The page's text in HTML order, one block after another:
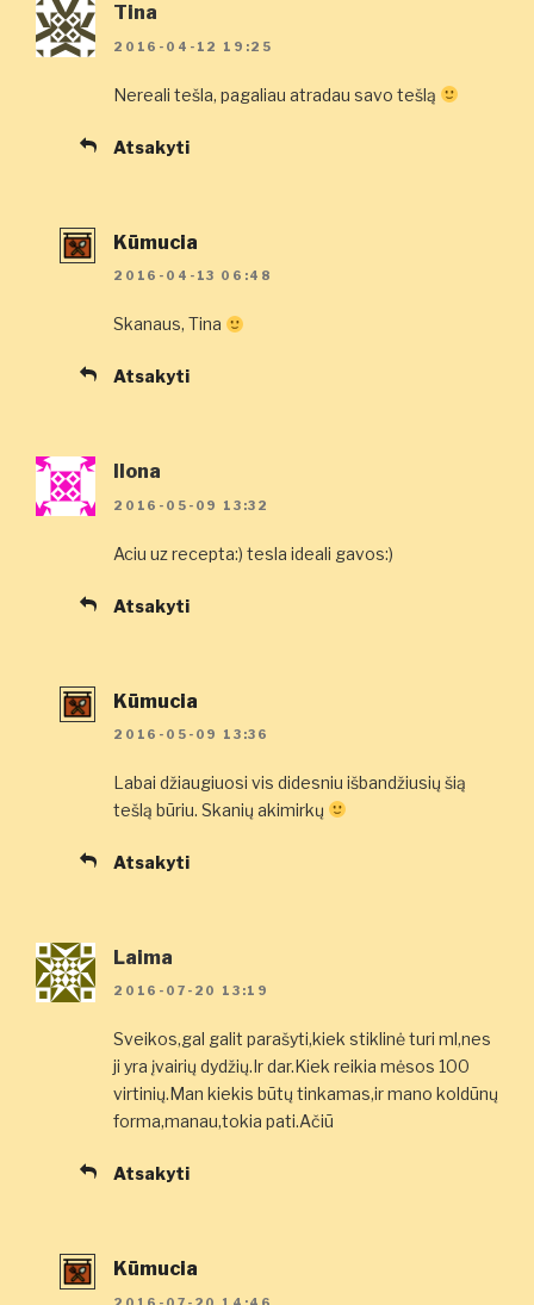
Tina
2016-04-12 19:25
Nereali tešla, pagaliau atradau savo tešlą
Atsakyti
Kūmucia
2016-04-13 06:48
Skanaus, Tina
Atsakyti
Ilona
2016-05-09 13:32
Aciu uz recepta:) tesla ideali gavos:)
Atsakyti
Kūmucia
2016-05-09 13:36
Labai džiaugiuosi vis didesniu išbandžiusių šią
tešlą būriu. Skanių akimirkų
Atsakyti
Laima
2016-07-20 13:19
Sveikos,gal galit parašyti,kiek stiklinė turi ml,nes
ji yra įvairių dydžių.Ir dar.Kiek reikia mėsos 100
virtinių.Man kiekis būtų tinkamas,ir mano koldūnų
forma,manau,tokia pati.Ačiū
Atsakyti
Kūmucia